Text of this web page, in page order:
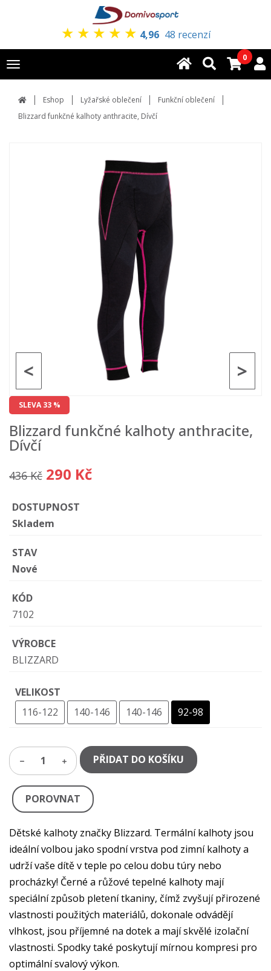
★ ★ ★ ★ ★ 4,96 48 recenzí
Toggle
navigation
0
Eshop Lyžařské oblečení
Funkční oblečení
Blizzard funkčné kalhoty anthracite, Dívčí
>
<
SLEVA 33 %
Blizzard funkčné kalhoty anthracite,
Dívčí
436 Kč 290 Kč
DOSTUPNOST
Skladem
STAV
Nové
KÓD
7102
VÝROBCE
BLIZZARD
VELIKOST
116-122
140-146 140-146 92-98
1 PŘIDAT DO KOŠÍKU
POROVNAT
Dětské kalhoty značky Blizzard. Termální kalhoty jsou
ideální volbou jako spodní vrstva pod zimní kalhoty a
udrží vaše dítě v teple po celou dobu túry nebo
procházky! Černé a růžové tepelné kalhoty mají
speciální způsob pletení tkaniny, čímž zvyšují přirozené
vlastnosti použitých materiálů, dokonale odvádějí
vlhkost, jsou příjemné na dotek a mají skvělé izolační
vlastnosti. Spodky také poskytují mírnou kompresi pro
optimální svalový výkon.